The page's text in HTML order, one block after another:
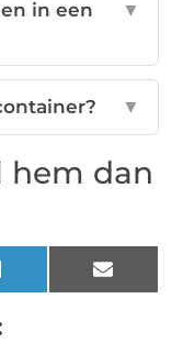
in een
▼
▼
hem dan
LinkedIn Email